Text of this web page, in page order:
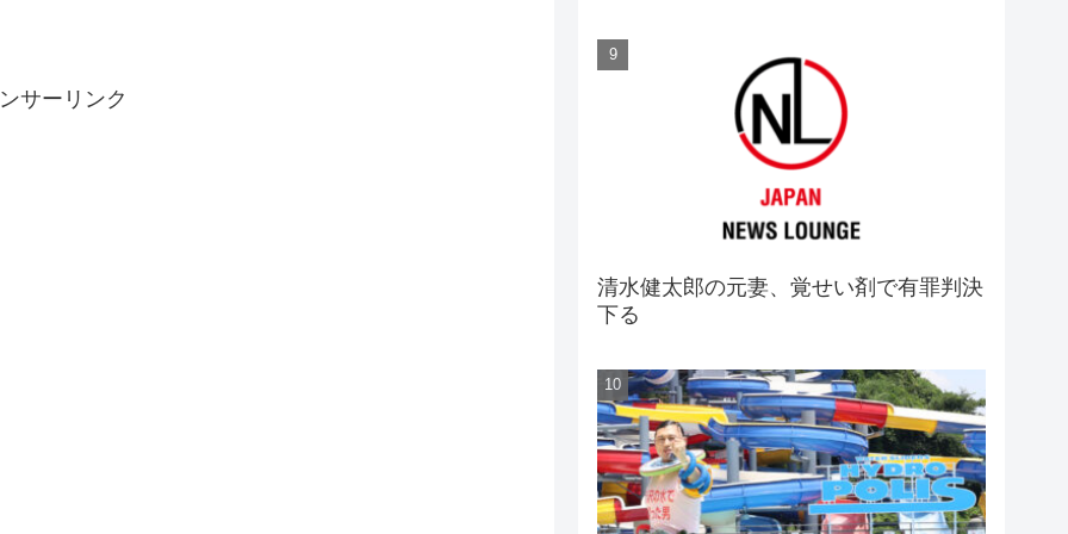
サーリンク
清水健太郎の元妻、覚せい剤で有罪判決
下る